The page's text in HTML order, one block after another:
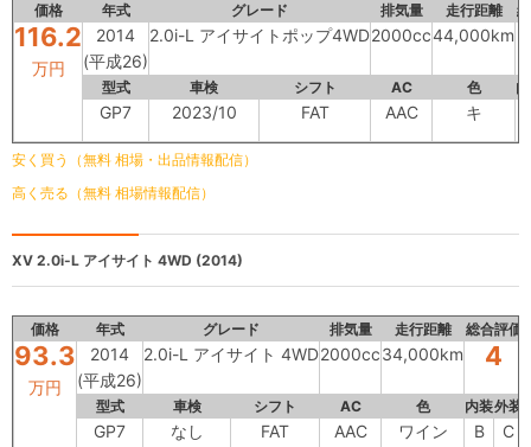
価格 年式 グレード 排気量 走行距離
116.2
万円
2014
(平成26)
2.0i-L アイサイトポップ4WD2000cc44,000km
型式 車検 シフト AC 色
GP7 2023/10 FAT AAC キ
安く買う（無料 相場・出品情報配信）
高く売る（無料 相場情報配信）
XV 2.0i-L アイサイト 4WD (2014)
価格 年式 グレード 排気量 走行距離 総合評価
93.3
万円
2014
(平成26)
2.0i-L アイサイト 4WD2000cc34,000km 4
型式 車検 シフト AC 色 内装外装
GP7 なし FAT AAC ワイン B C